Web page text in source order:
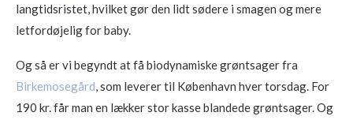
langtidsristet, hvilket gør den lidt sødere i smagen og mere
letfordøjelig for baby.
Og så er vi begyndt at få biodynamiske grøntsager fra
Birkemosegård, som leverer til København hver torsdag. For
190 kr. får man en lækker stor kasse blandede grøntsager. Og